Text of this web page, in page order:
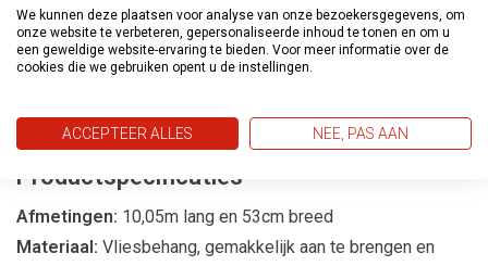
Met dePure Elegancebehangcollectie kunt u een
sensuele en uitnodigende sfeer in uw huis creëren. De
ambiance die zowel rustgevend als stijlvol is.
Productspecificaties
Afmetingen: 10,05m lang en 53cm breed
Materiaal: Vliesbehang, gemakkelijk aan te brengen en
We kunnen deze plaatsen voor analyse van onze bezoekersgegevens, om
onze website te verbeteren, gepersonaliseerde inhoud te tonen en om u
een geweldige website-ervaring te bieden. Voor meer informatie over de
cookies die we gebruiken opent u de instellingen.
ACCEPTEER ALLES NEE, PAS AAN